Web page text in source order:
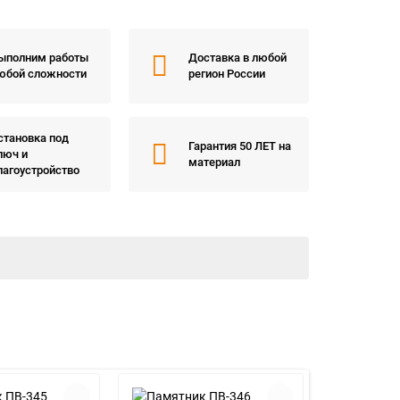
работы
сложности
Доставка в любой
регион России
под
и
Гарантия 50 ЛЕТ на
материал